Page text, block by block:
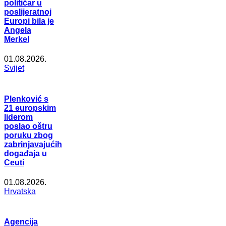
političar u
poslijeratnoj
Europi bila je
Angela
Merkel
01.08.2026.
Svijet
Plenković s
21 europskim
liderom
poslao oštru
poruku zbog
zabrinjavajućih
događaja u
Ceuti
01.08.2026.
Hrvatska
Agencija